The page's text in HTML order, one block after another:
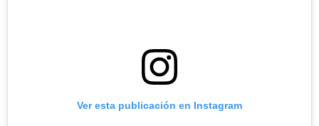
Ver esta publicación en Instagram